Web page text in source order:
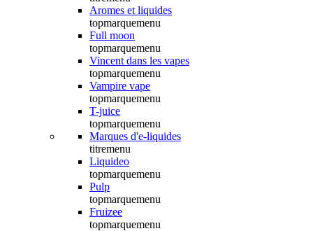
Aromes et liquides
topmarquemenu
Full moon
topmarquemenu
Vincent dans les vapes
topmarquemenu
Vampire vape
topmarquemenu
T-juice
topmarquemenu
Marques d'e-liquides
titremenu
Liquideo
topmarquemenu
Pulp
topmarquemenu
Fruizee
topmarquemenu